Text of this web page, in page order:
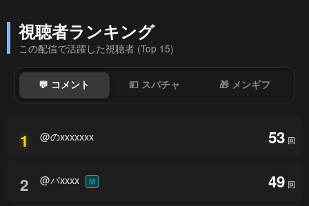
視聴者ランキング
この配信で活躍した視聴者 (Top 15)
💬 コメント 💴 スパチャ 🎁 メンギフ
1 @のxxxxxxx 53 回
2 @パxxxx M 49 回